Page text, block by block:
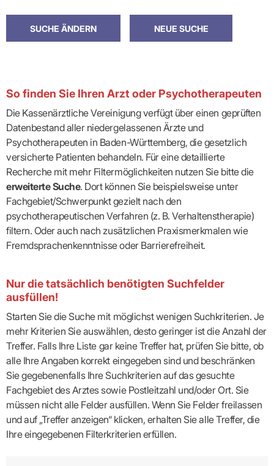
So finden Sie Ihren Arzt oder Psychotherapeuten
Die Kassenärztliche Vereinigung verfügt über einen geprüften
Datenbestand aller niedergelassenen Ärzte und
Psychotherapeuten in Baden-Württemberg, die gesetzlich
versicherte Patienten behandeln. Für eine detaillierte
Recherche mit mehr Filtermöglichkeiten nutzen Sie bitte die
erweiterte Suche. Dort können Sie beispielsweise unter
Fachgebiet/Schwerpunkt gezielt nach den
psychotherapeutischen Verfahren (z. B. Verhaltenstherapie)
filtern. Oder auch nach zusätzlichen Praxismerkmalen wie
Fremdsprachenkenntnisse oder Barrierefreiheit.
Nur die tatsächlich benötigten Suchfelder
ausfüllen!
Starten Sie die Suche mit möglichst wenigen Suchkriterien. Je
mehr Kriterien Sie auswählen, desto geringer ist die Anzahl der
Treffer. Falls Ihre Liste gar keine Treffer hat, prüfen Sie bitte, ob
alle Ihre Angaben korrekt eingegeben sind und beschränken
Sie gegebenenfalls Ihre Suchkriterien auf das gesuchte
Fachgebiet des Arztes sowie Postleitzahl und/oder Ort. Sie
müssen nicht alle Felder ausfüllen. Wenn Sie Felder freilassen
und auf „Treffer anzeigen“ klicken, erhalten Sie alle Treffer, die
Ihre eingegebenen Filterkriterien erfüllen.